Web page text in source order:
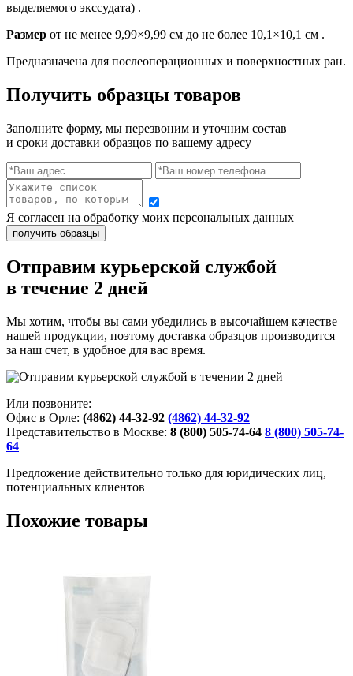
выделяемого экссудата) .
Размер от не менее 9,99×9,99 см до не более 10,1×10,1 см .
Предназначена для послеоперационных и поверхностных ран.
Получить образцы товаров
Заполните форму, мы перезвоним и уточним состав
и сроки доставки образцов по вашему адресу
Я согласен на обработку моих персональных данных
Отправим курьерской службой
в течение 2 дней
Мы хотим, чтобы вы сами убедились в высочайшем качестве
нашей продукции, поэтому доставка образцов производится
за наш счет, в удобное для вас время.
Или позвоните:
Офис в Орле: (4862) 44-32-92 (4862) 44-32-92
Представительство в Москве: 8 (800) 505-74-64 8 (800) 505-74-
64
Предложение действительно только для юридических лиц,
потенциальных клиентов
Похожие товары